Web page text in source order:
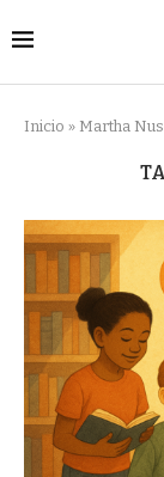
Inicio » Martha